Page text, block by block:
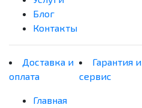
Блог
Контакты
Доставка и
оплата
Гарантия и
сервис
Главная